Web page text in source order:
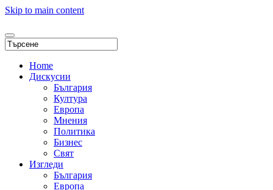
Skip to main content
Home
Дискусии
България
Култура
Европа
Мнения
Политика
Бизнес
Свят
Изгледи
България
Европа